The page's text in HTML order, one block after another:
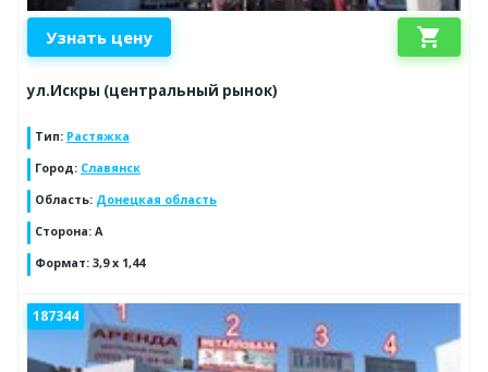
Узнать цену shopping_cart
ул.Искры (центральный рынок)
Тип: Растяжка
Город: Славянск
Область: Донецкая область
Сторона: А
Формат: 3,9 х 1,44
187344